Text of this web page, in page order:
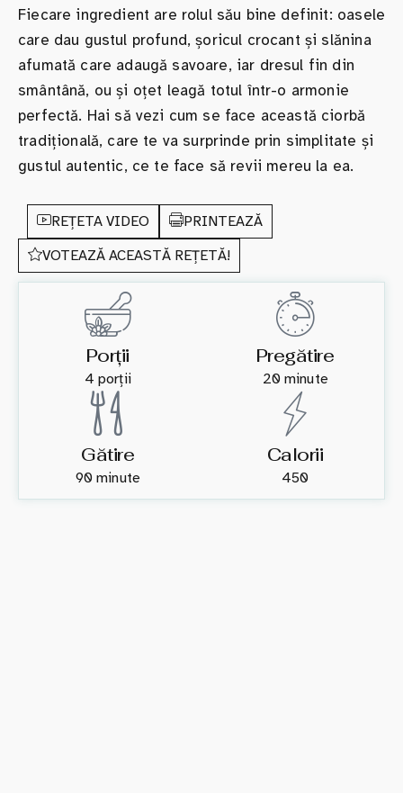
Fiecare ingredient are rolul său bine definit: oasele
care dau gustul profund, șoricul crocant și slănina
afumată care adaugă savoare, iar dresul fin din
smântână, ou și oțet leagă totul într-o armonie
perfectă. Hai să vezi cum se face această ciorbă
tradițională, care te va surprinde prin simplitate și
gustul autentic, ce te face să revii mereu la ea.
REȚETA VIDEO
PRINTEAZĂ
VOTEAZĂ ACEASTĂ REȚETĂ!
Porții
4 porții
Pregătire
20 minute
Gătire
90 minute
Calorii
450